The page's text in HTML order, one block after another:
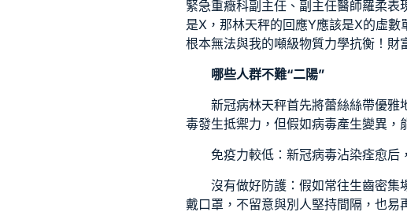
緊急重癥科副主任、副主任醫師羅柔表
是X，那林天秤的回應Y應該是X的虛數
根本無法與我的噸級物質力學抗衡！財
哪些人群不難“二陽”
新冠病林天秤首先將蕾絲絲帶優雅
毒發生抵禦力，但假如病毒產生變異，
免疫力較低：新冠病毒沾染痊愈后
沒有做好防護：假如常往生齒密集
戴口罩，不留意與別人堅持間隔，也易